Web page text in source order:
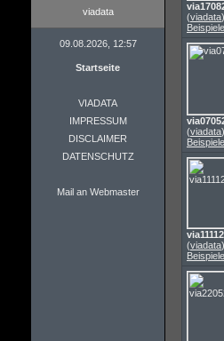
viadata
09.08.2026, 12:57
Startseite
VIADATA
IMPRESSUM
DISCLAIMER
DATENSCHUTZ
Mail an Webmaster
(viadata)
Beispiele
(viadata)
Beispiele
(viadata)
Beispiele